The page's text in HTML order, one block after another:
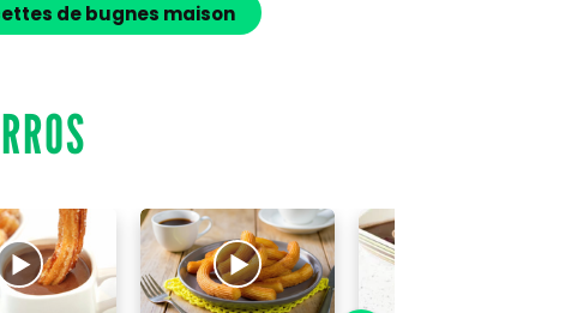
de bugnes maison